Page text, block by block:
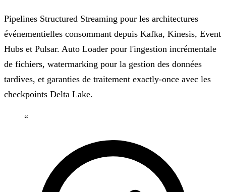
Pipelines Structured Streaming pour les architectures
événementielles consommant depuis Kafka, Kinesis, Event
Hubs et Pulsar. Auto Loader pour l'ingestion incrémentale
de fichiers, watermarking pour la gestion des données
tardives, et garanties de traitement exactly-once avec les
checkpoints Delta Lake.
“